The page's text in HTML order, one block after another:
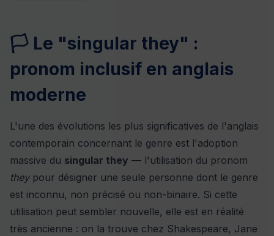
🏳 Le "singular they" :
pronom inclusif en anglais
moderne
L'une des évolutions les plus significatives de l'anglais
contemporain concernant le genre est l'adoption
massive du singular they — l'utilisation du pronom
theypour désigner une seule personne dont le genre
est inconnu, non précisé ou non-binaire. Si cette
utilisation peut sembler nouvelle, elle est en réalité
très ancienne : on la trouve chez Shakespeare, Jane